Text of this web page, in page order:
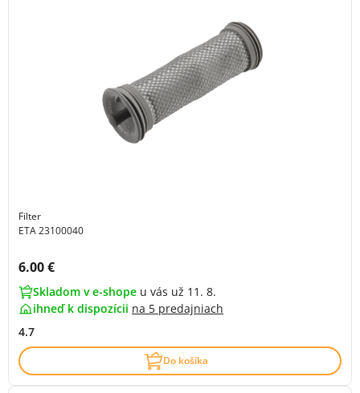
Filter
ETA 23100040
Cena s DPH:
6.00 €
Skladom v e-shope u vás už 11. 8.
ihneď k dispozícii na 5 predajniach
4.7
Do košíka